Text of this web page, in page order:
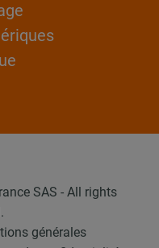
SAS - All rights
générales